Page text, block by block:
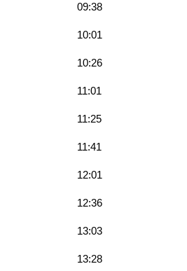
09:38
10:01
10:26
11:01
11:25
11:41
12:01
12:36
13:03
13:28